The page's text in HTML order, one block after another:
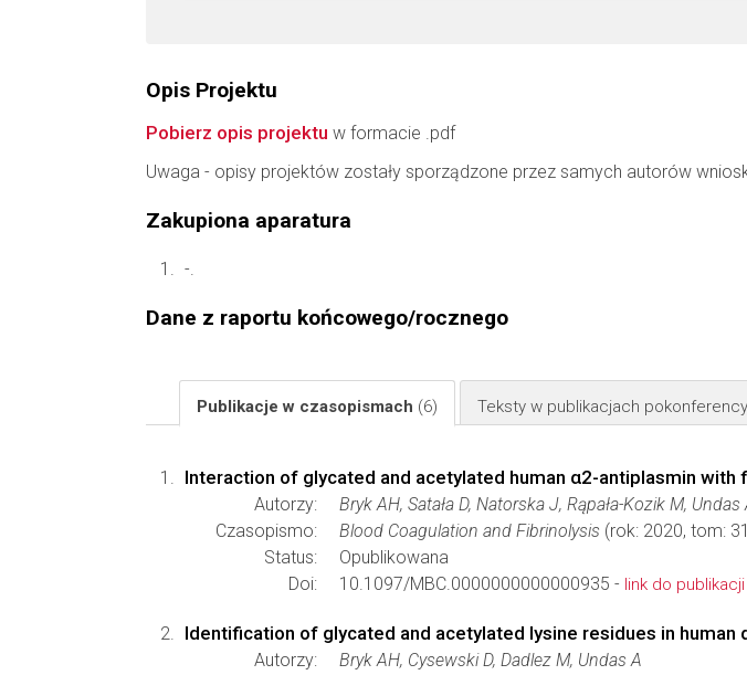
Opis Projektu
Pobierz opis projektu w formacie .pdf
Uwaga - opisy projektów zostały sporządzone przez samych autorów
Zakupiona aparatura
-.
Dane z raportu końcowego/rocznego
Publikacje w czasopismach (6) Teksty w publikacjach
Interaction of glycated and acetylated human α2-antiplasmin with
Autorzy:
Bryk AH, Satała D, Natorska J, Rąpała-Kozik M, Undas
Czasopismo:
Blood Coagulation and Fibrinolysis (rok: 2020, tom:
Status:
Opublikowana
Doi:
10.1097/MBC.0000000000000935 - link do publikacji
Identification of glycated and acetylated lysine residues in human
Autorzy:
Bryk AH, Cysewski D, Dadlez M, Undas A